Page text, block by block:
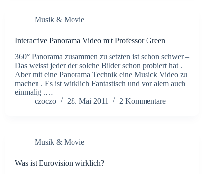
Musik & Movie
Interactive Panorama Video mit Professor Green
360° Panorama zusammen zu setzten ist schon schwer –
Das weisst jeder der solche Bilder schon probiert hat .
Aber mit eine Panorama Technik eine Musick Video zu
machen . Es ist wirklich Fantastisch und vor alem auch
einmalig .…
czoczo
28. Mai 2011 2 Kommentare
Musik & Movie
Was ist Eurovision wirklich?